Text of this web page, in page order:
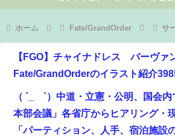
ホーム Fate/GrandOrder サ
【FGO】チャイナドレス バーヴァ
Fate/GrandOrderのイラスト紹介
（ ´_ゝ`）中道・立憲・公明、国会
本部会議」各省庁からヒアリング・
「パーティション、人手、宿泊施設